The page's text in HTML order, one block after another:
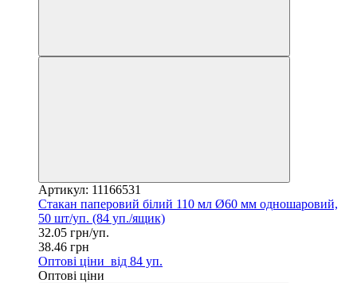
Артикул: 11166531
Стакан паперовий білий 110 мл Ø60 мм одношаровий,
50 шт/уп. (84 уп./ящик)
32.05 грн/уп.
38.46 грн
Оптові ціни від 84 уп.
Оптові ціни